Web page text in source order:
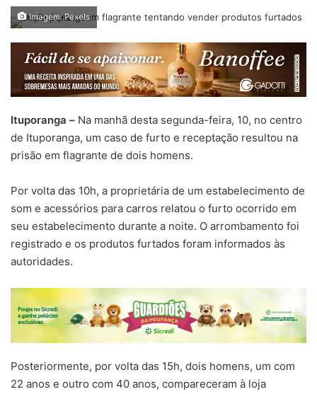
Imagem: Pexels
Ituporanga – Na manhã desta segunda-feira, 10, no centro
de Ituporanga, um caso de furto e receptação resultou na
prisão em flagrante de dois homens.
Por volta das 10h, a proprietária de um estabelecimento de
som e acessórios para carros relatou o furto ocorrido em
seu estabelecimento durante a noite. O arrombamento foi
registrado e os produtos furtados foram informados às
autoridades.
Posteriormente, por volta das 15h, dois homens, um com
22 anos e outro com 40 anos, compareceram à loja